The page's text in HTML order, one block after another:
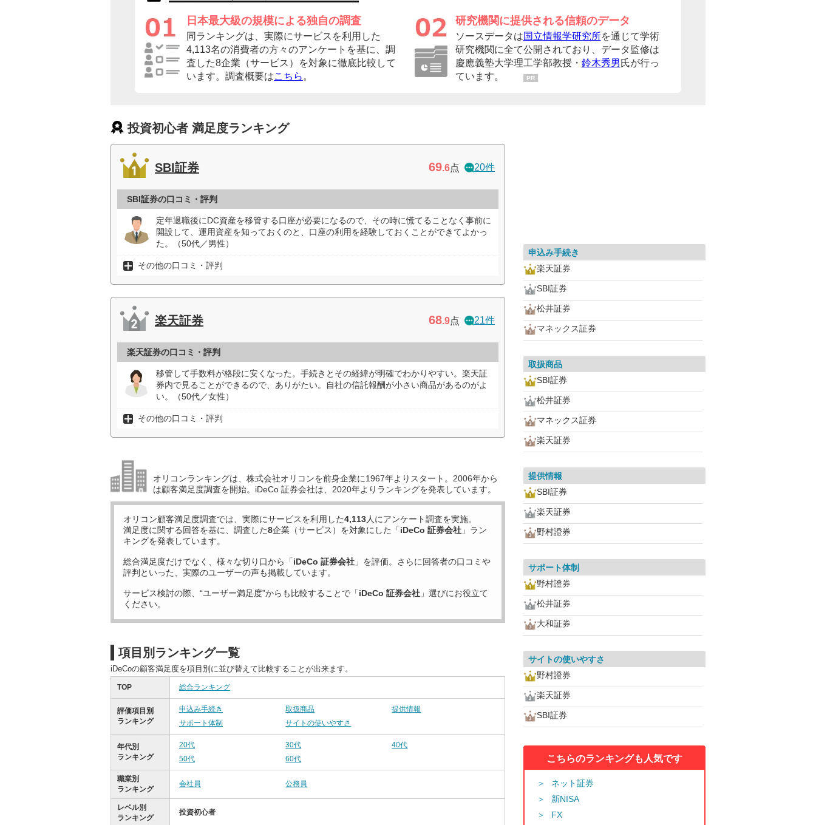
日本最大級の規模による独自の調査
同ランキングは、実際にサービスを利用した
4,113名の消費者の方々のアンケートを基に、調
査した8企業（サービス）を対象に徹底比較して
います。調査概要はこちら 。
研究機関に提供される信頼のデータ
ソースデータは国立情報学研究所を通じて学術
研究機関に全て公開されており、データ監修は
慶應義塾大学理工学部教授・ 鈴木秀男 氏が行っ
ています。
投資初心者 満足度ランキング
SBI証券 69.6点 20件
SBI証券の口コミ・評判
定年退職後にDC資産を移管する口座が必要になるので、その時に慌てることなく事前に
開設して、運用資産を知っておくのと、口座の利用を経験しておくことができてよかっ
た。（50代／男性）
その他の口コミ・評判
楽天証券 68.9点 21件
楽天証券の口コミ・評判
移管して手数料が格段に安くなった。手続きとその経緯が明確でわかりやすい。楽天証
券内で見ることができるので、ありがたい。自社の信託報酬が小さい商品があるのがよ
い。（50代／女性）
その他の口コミ・評判
オリコンランキングは、株式会社オリコンを前身企業に1967年よりスタート。2006年から
は顧客満足度調査を開始。iDeCo 証券会社は、2020年よりランキングを発表しています。
オリコン顧客満足度調査では、実際にサービスを利用した4,113人にアンケート調査を実施。
満足度に関する回答を基に、調査した8企業（サービス）を対象にした「iDeCo 証券会社 」ラン
キングを発表しています。
総合満足度だけでなく、様々な切り口から「iDeCo 証券会社 」を評価。さらに回答者の口コミや
評判といった、実際のユーザーの声も掲載しています。
サービス検討の際、“ユーザー満足度”からも比較することで「iDeCo 証券会社 」選びにお役立て
ください。
項目別ランキング一覧
iDeCoの顧客満足度を項目別に並び替えて比較することが出来ます。
TOP 総合ランキング
評価項目別
ランキング
申込み手続き 取扱商品
提供情報
サポート体制
サイトの使いやすさ
年代別
ランキング
20代 30代
40代
50代
60代
職業別
ランキング
会社員 公務員
レベル別
ランキング
投資初心者
PR
申込み手続き
楽天証券
SBI証券
松井証券
マネックス証券
取扱商品
SBI証券
松井証券
マネックス証券
楽天証券
提供情報
SBI証券
楽天証券
野村證券
サポート体制
野村證券
松井証券
大和証券
サイトの使いやすさ
野村證券
楽天証券
SBI証券
こちらのランキングも人気です
ネット証券
新NISA
FX